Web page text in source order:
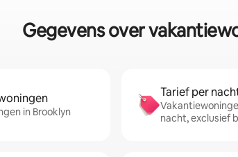
Gegevens over
in Brooklyn
Tarief per
nacht, exclusief